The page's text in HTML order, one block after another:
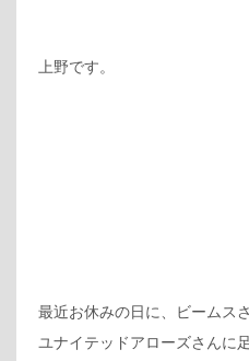
上野です。
最近お休みの日に、ビームス
ユナイテッドアローズさんに